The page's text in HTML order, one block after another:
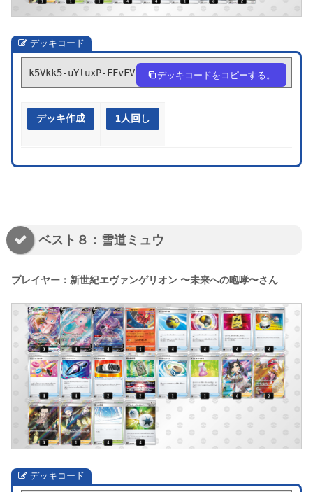
デッキコード
k5Vkk5-uYluxP-FFvFVb デッキコードをコピーする。
デッキ作成 1人回し
ベスト８：雪道ミュウ
プレイヤー：新世紀エヴァンゲリオン 〜未来への咆哮〜さん
デッキコード